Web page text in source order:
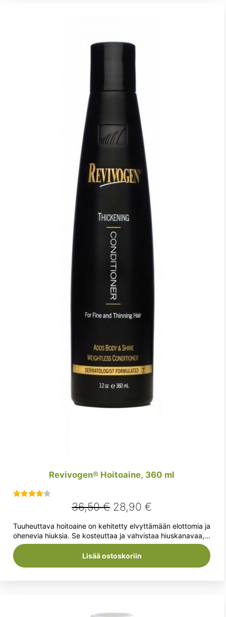
Revivogen® Hoitoaine, 360 ml
4.00/ 5
36,50€ Alkuperäinen
hinta
oli:
36,50 €.
28,90€
hinta
on:
Tuuheuttava hoitoaine on kehitetty elvyttämään elottomia ja
ohenevia hiuksia. Se kosteuttaa ja vahvistaa hiuskanavaa,...
Lisää ostoskoriin